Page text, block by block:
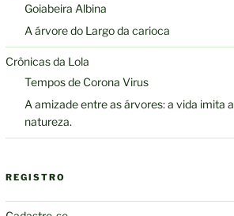
Goiabeira Albina
A árvore do Largo da carioca
Crônicas da Lola
Tempos de Corona Virus
A amizade entre as árvores: a vida imita a
natureza.
REGISTRO